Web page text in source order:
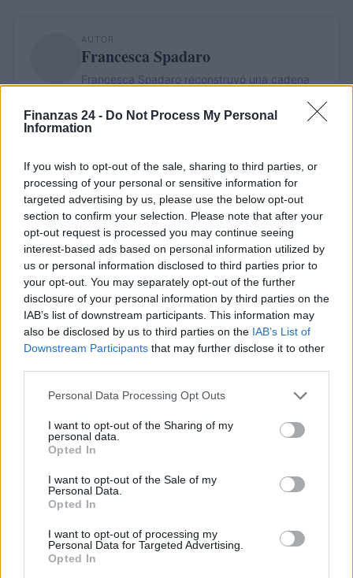
Finanzas 24 - Do Not Process My Personal
Information
If you wish to opt-out of the sale, sharing to third parties, or
processing of your personal or sensitive information for
targeted advertising by us, please use the below opt-out
section to confirm your selection. Please note that after your
opt-out request is processed you may continue seeing
interest-based ads based on personal information utilized by
us or personal information disclosed to third parties prior to
your opt-out. You may separately opt-out of the further
disclosure of your personal information by third parties on the
IAB’s list of downstream participants. This information may
also be disclosed by us to third parties on the IAB’s List of
Downstream Participants that may further disclose it to other
Please note that this website/app uses one or more Google
not limited to your visit or usage behaviour. You may click to
grant or deny consent to Google and its third-party tags to
use your data for below specified purposes in below Google
consent section.
Personal Data Processing Opt Outs
I want to opt-out of the Sharing of my
personal data.
Opted In
I want to opt-out of the Sale of my
Personal Data.
Opted In
I want to opt-out of processing my
Personal Data for Targeted Advertising.
Opted In
AUTOR
Francesca Spadaro
Francesca Spadaro reconstruyó una cadena
balances depositados en la Cámara de
Comercio; analista financiera que coordina
Licenciada en economía, colabora con
cámaras locales y realiza boletines
económicos territoriales.